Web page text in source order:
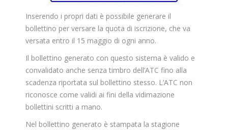
Inserendo i propri dati è possibile generare il
bollettino per versare la quota di iscrizione, che va
versata entro il 15 maggio di ogni anno.
Il bollettino generato con questo sistema è valido e
convalidato anche senza timbro dell’ATC fino alla
scadenza riportata sul bollettino stesso. L’ATC non
riconosce come validi ai fini della vidimazione
bollettini scritti a mano.
Nel bollettino generato è stampata la stagione